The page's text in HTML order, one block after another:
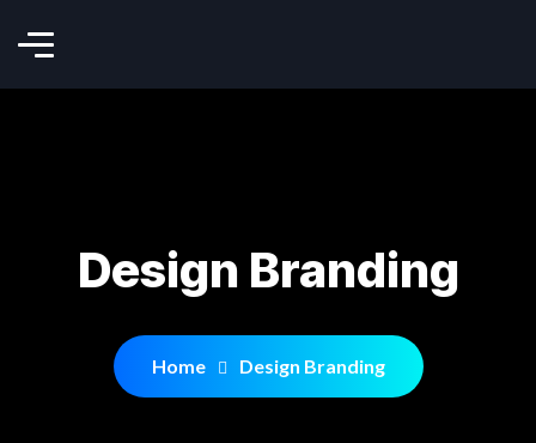
Design Branding
Home Design Branding